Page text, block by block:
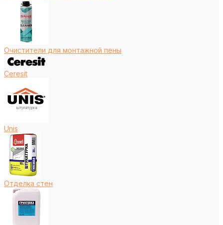
Очистители для монтажной пены
Ceresit
Unis
Отделка стен